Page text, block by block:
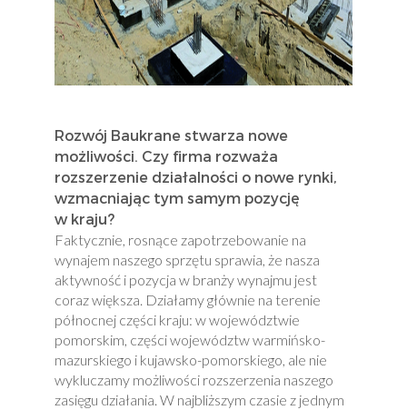
Rozwój Baukrane stwarza nowe
możliwości. Czy firma rozważa
rozszerzenie działalności o nowe rynki,
wzmacniając tym samym pozycję
w kraju?
Faktycznie, rosnące zapotrzebowanie na
wynajem naszego sprzętu sprawia, że nasza
aktywność i pozycja w branży wynajmu jest
coraz większa. Działamy głównie na terenie
północnej części kraju: w województwie
pomorskim, części województw warmińsko-
mazurskiego i kujawsko-pomorskiego, ale nie
wykluczamy możliwości rozszerzenia naszego
zasięgu działania. W najbliższym czasie z jednym